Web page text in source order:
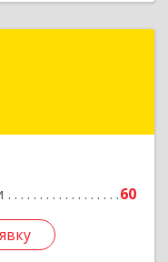
60
г, Калинина ул,